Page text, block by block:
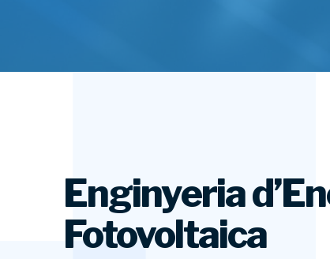
Enginyeria
Fotovoltaica